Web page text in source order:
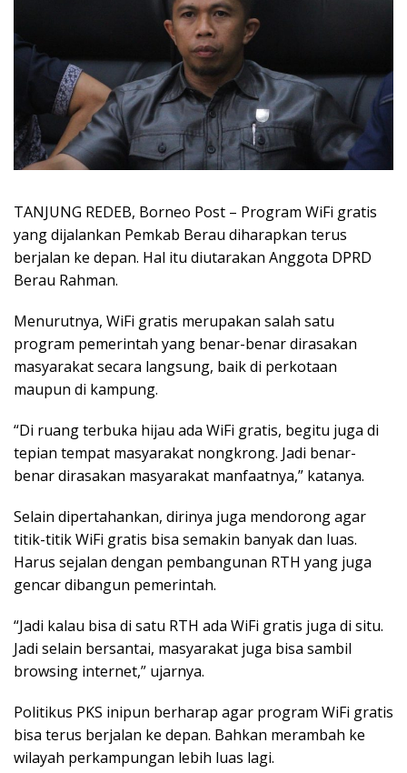
TANJUNG REDEB, Borneo Post – Program WiFi gratis
yang dijalankan Pemkab Berau diharapkan terus
berjalan ke depan. Hal itu diutarakan Anggota DPRD
Berau Rahman.
Menurutnya, WiFi gratis merupakan salah satu
program pemerintah yang benar-benar dirasakan
masyarakat secara langsung, baik di perkotaan
maupun di kampung.
“Di ruang terbuka hijau ada WiFi gratis, begitu juga di
tepian tempat masyarakat nongkrong. Jadi benar-
benar dirasakan masyarakat manfaatnya,” katanya.
Selain dipertahankan, dirinya juga mendorong agar
titik-titik WiFi gratis bisa semakin banyak dan luas.
Harus sejalan dengan pembangunan RTH yang juga
gencar dibangun pemerintah.
“Jadi kalau bisa di satu RTH ada WiFi gratis juga di situ.
Jadi selain bersantai, masyarakat juga bisa sambil
browsing internet,” ujarnya.
Politikus PKS inipun berharap agar program WiFi gratis
bisa terus berjalan ke depan. Bahkan merambah ke
wilayah perkampungan lebih luas lagi.